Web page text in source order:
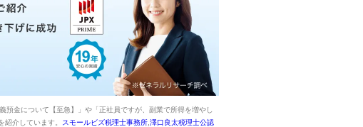
金について【至急】」や「正社員ですが、副業で所得を増やし
紹介しています。 スモールビズ税理士事務所 澤口良太税理士公認